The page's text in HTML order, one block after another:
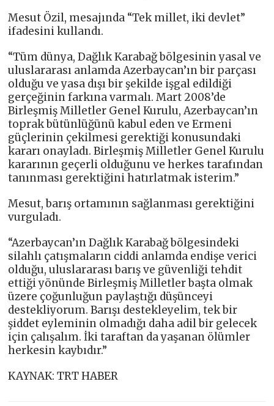
Mesut Özil, mesajında “Tek millet, iki devlet”
ifadesini kullandı.
“Tüm dünya, Dağlık Karabağ bölgesinin yasal ve
uluslararası anlamda Azerbaycan’ın bir parçası
olduğu ve yasa dışı bir şekilde işgal edildiği
gerçeğinin farkına varmalı. Mart 2008’de
Birleşmiş Milletler Genel Kurulu, Azerbaycan’ın
toprak bütünlüğünü kabul eden ve Ermeni
güçlerinin çekilmesi gerektiği konusundaki
kararı onayladı. Birleşmiş Milletler Genel Kurulu
kararının geçerli olduğunu ve herkes tarafından
tanınması gerektiğini hatırlatmak isterim.”
Mesut, barış ortamının sağlanması gerektiğini
vurguladı.
“Azerbaycan’ın Dağlık Karabağ bölgesindeki
silahlı çatışmaların ciddi anlamda endişe verici
olduğu, uluslararası barış ve güvenliği tehdit
ettiği yönünde Birleşmiş Milletler başta olmak
üzere çoğunluğun paylaştığı düşünceyi
destekliyorum. Barışı destekleyelim, tek bir
şiddet eyleminin olmadığı daha adil bir gelecek
için çalışalım. İki taraftan da yaşanan ölümler
herkesin kaybıdır.”
KAYNAK: TRT HABER